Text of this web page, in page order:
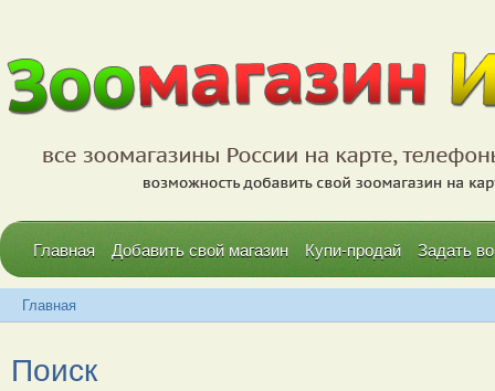
Главная Добавить свой магазин Купи-продай Задать
Главная
Поиск